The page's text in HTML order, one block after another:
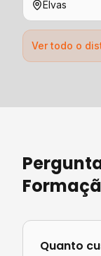
Elvas
Ver todo o
Quanto